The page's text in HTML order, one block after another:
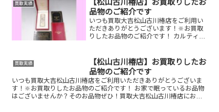
せてください！🤗皆様の...
買取実績
【松山古川椿店】お買取りしたお
品物のご紹介です
いつも買取大吉松山古川椿店をご利用い
ただきありがとうございます！🔆お買取
りしたお品物のご紹介です！ カルティエ
お品物はございませんか？そのお品物ぜ
ひ！買取大吉松山古...
買取実績
【松山古川椿店】お買取りしたお
品物のご紹介です
いつも買取大吉松山古川椿店をご利用いただきありがとうございま
す！🔆お買取りしたお品物のご紹介です！ お家で眠っているお品物
はございませんか？そのお品物ぜひ！買取大吉松山古川椿店にお査